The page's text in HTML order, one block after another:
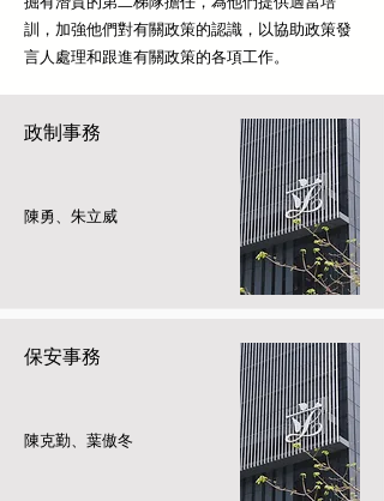
訓，加強他們對有關政策的認識，以協助政策發
言人處理和跟進有關政策的各項工作。
政制事務
陳勇、朱立威
保安事務
陳克勤、葉傲冬